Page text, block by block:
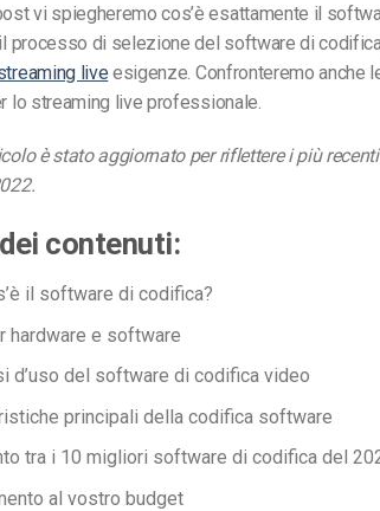
vi spiegheremo cos’è esattamente il
processo di selezione del software di
live esigenze. Confronteremo anche
lo streaming live professionale.
è stato aggiornato per riflettere i più
contenuti:
il software di codifica?
hardware e software
d’uso del software di codifica video
principali della codifica software
tra i 10 migliori software di codifica del
al vostro budget